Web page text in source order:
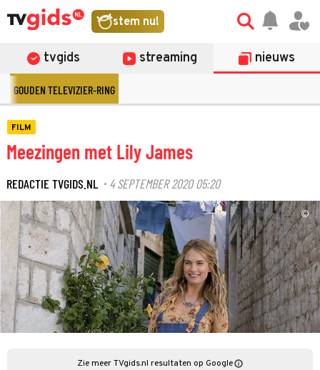
stem nu!
tvgids streaming nieuws
GOUDEN TELEVIZIER-RING
FILM
Meezingen met Lily James
REDACTIE TVGIDS.NL· 4 SEPTEMBER 2020 05:20
©
Zie meer TVgids.nl resultaten op Google